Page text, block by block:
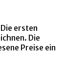
ersten
Die
Preise ein